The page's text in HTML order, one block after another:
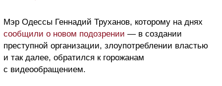
Мэр Одессы Геннадий Труханов, которому на днях
сообщили о новом подозрении — в создании
преступной организации, злоупотреблении властью
и так далее, обратился к горожанам
с видеообращением.